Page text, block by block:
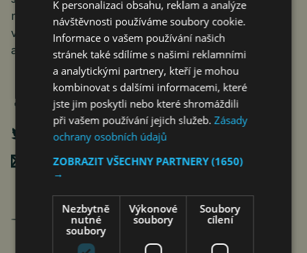
meziroční oslabení koruny vůči euru i dolaru,“ uvedl
vedoucí oddělení statistiky cen průmyslu
a zahraničního obchodu ČSÚ Vladimír Klimeš.
Poslat mailem
Roman Pospíšil
články autora >
K personalizaci obsahu, reklam a analýze
návštěvnosti používáme soubory cookie.
Informace o vašem používání našich
stránek také sdílíme s našimi reklamními
a analytickými partnery, kteří je mohou
kombinovat s dalšími informacemi, které
jste jim poskytli nebo které shromáždili
při vašem používání jejich služeb.Zásady
ochrany osobních údajů
ZOBRAZIT VŠECHNY PARTNERY(1650)
→
Nezbytně
nutné
soubory
Výkonové
soubory
Soubory
cílení